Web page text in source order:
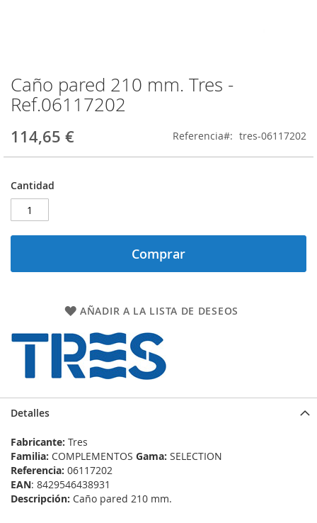
Caño pared 210 mm. Tres -
Ref.06117202
114,65 € Referencia tres-06117202
Cantidad
Comprar
AÑADIR A LA LISTA DE DESEOS
Saltar
al
comienzo
la
imágenes
Detalles
Fabricante: Tres
Familia: COMPLEMENTOS Gama: SELECTION
Referencia: 06117202
EAN: 8429546438931
Descripción: Caño pared 210 mm.